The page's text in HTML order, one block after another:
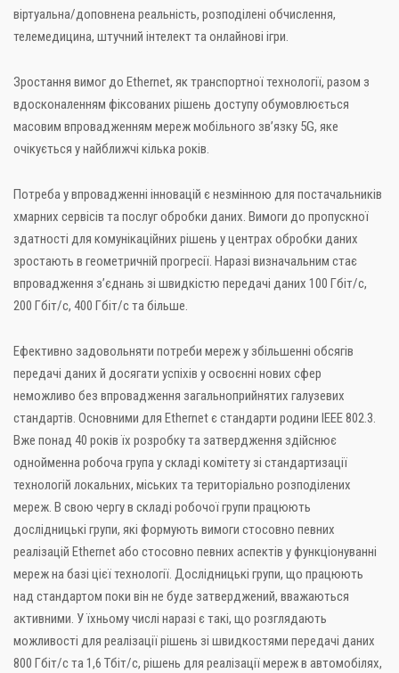
віртуальна/доповнена реальність, розподілені обчислення,
телемедицина, штучний інтелект та онлайнові ігри.
Зростання вимог до Ethernet, як транспортної технології, разом з
вдосконаленням фіксованих рішень доступу обумовлюється
масовим впровадженням мереж мобільного зв’язку 5G, яке
очікується у найближчі кілька років.
Потреба у впровадженні інновацій є незмінною для постачальників
хмарних сервісів та послуг обробки даних. Вимоги до пропускної
здатності для комунікаційних рішень у центрах обробки даних
зростають в геометричній прогресії. Наразі визначальним стає
впровадження з’єднань зі швидкістю передачі даних 100 Гбіт/с,
200 Гбіт/с, 400 Гбіт/с та більше.
Ефективно задовольняти потреби мереж у збільшенні обсягів
передачі даних й досягати успіхів у освоєнні нових сфер
неможливо без впровадження загальноприйнятих галузевих
стандартів. Основними для Ethernet є стандарти родини IEEE 802.3.
Вже понад 40 років їх розробку та затвердження здійснює
однойменна робоча група у складі комітету зі стандартизації
технологій локальних, міських та територіально розподілених
мереж. В свою чергу в складі робочої групи працюють
дослідницькі групи, які формують вимоги стосовно певних
реалізацій Ethernet або стосовно певних аспектів у функціонуванні
мереж на базі цієї технології. Дослідницькі групи, що працюють
над стандартом поки він не буде затверджений, вважаються
активними. У їхньому числі наразі є такі, що розглядають
можливості для реалізації рішень зі швидкостями передачі даних
800 Гбіт/с та 1,6 Тбіт/с, рішень для реалізації мереж в автомобілях,